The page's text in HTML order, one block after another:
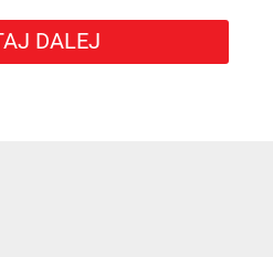
DALEJ